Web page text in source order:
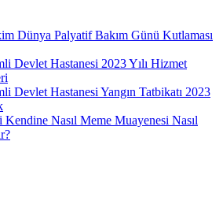
Dünya Palyatif Bakım Günü Kutlaması
Devlet Hastanesi 2023 Yılı Hizmet
Devlet Hastanesi Yangın Tatbikatı 2023
Kendine Nasıl Meme Muayenesi Nasıl